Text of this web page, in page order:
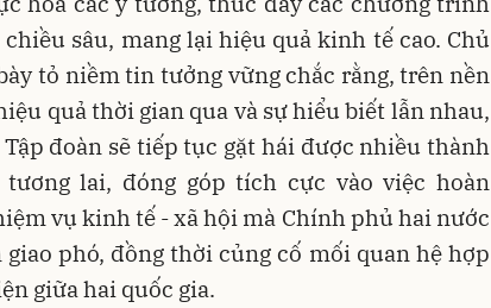
sâu, mang lại hiệu quả kinh tế cao. Chủ
tỏ niềm tin tưởng vững chắc rằng, trên nền
quả thời gian qua và sự hiểu biết lẫn nhau,
đoàn sẽ tiếp tục gặt hái được nhiều thành
lai, đóng góp tích cực vào việc hoàn
vụ kinh tế - xã hội mà Chính phủ hai nước
phó, đồng thời củng cố mối quan hệ hợp
giữa hai quốc gia.